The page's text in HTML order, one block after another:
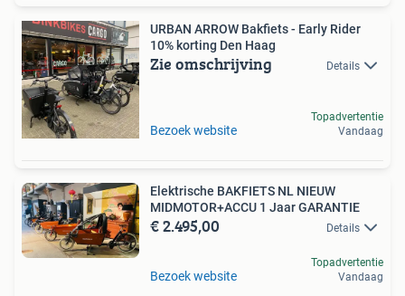
URBAN ARROW Bakfiets - Early Rider
10% korting Den Haag
Zie omschrijving Details
Bezoek website
Topadvertentie
Vandaag
Elektrische BAKFIETS NL NIEUW
MIDMOTOR+ACCU 1 Jaar GARANTIE
€ 2.495,00 Details
Bezoek website
Topadvertentie
Vandaag